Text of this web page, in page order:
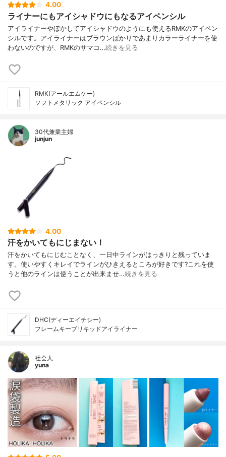
4.00
ライナーにもアイシャドウにもなるアイペンシル
アイライナーやぼかしてアイシャドウのようにも使えるRMKのアイペン
シルです。アイライナーはブラウンばかりであまりカラーライナーを使
わないのですが、RMKのサマコ…続きを見る
RMK(アールエムケー)
ソフトメタリック アイペンシル
30代兼業主婦
junjun
4.00
汗をかいてもにじまない！
汗をかいてもにじむことなく、一日中ラインがはっきりと残っていま
す。使いやすくキレイでラインがひきえるところが好きです?これを使
うと他のラインは使うことが出来ませ…続きを見る
DHC(ディーエイチシー)
フレームキープリキッドアイライナー
社会人
yuna